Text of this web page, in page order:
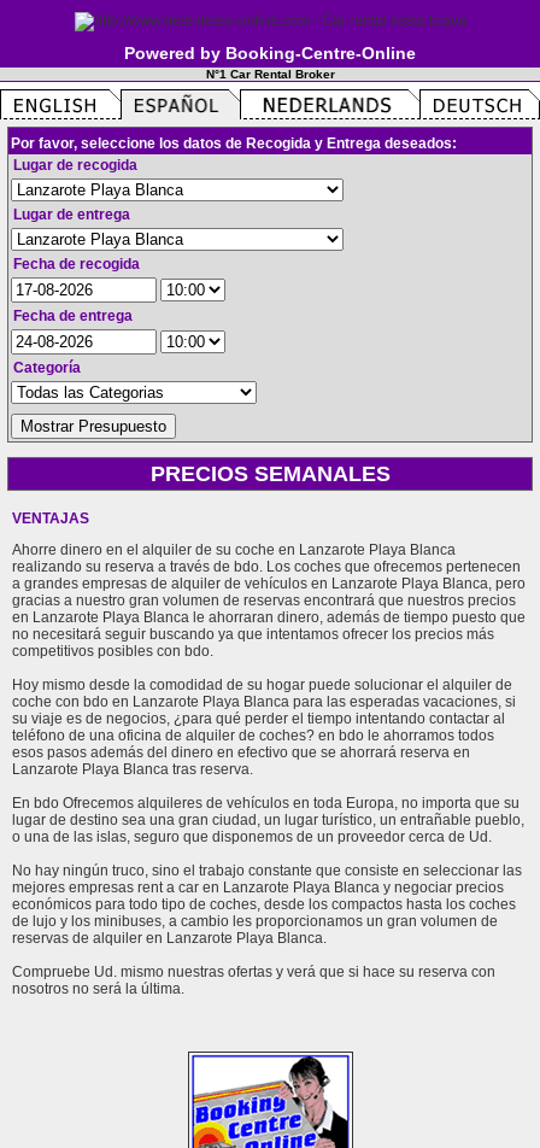
Powered by Booking-Centre-Online
N°1 Car Rental Broker
Por favor, seleccione los datos de Recogida y Entrega deseados:
Lugar de recogida
Lugar de entrega
Fecha de recogida
Fecha de entrega
Categoría
PRECIOS SEMANALES
VENTAJAS
Ahorre dinero en el alquiler de su coche en Lanzarote Playa Blanca
realizando su reserva a través de bdo. Los coches que ofrecemos pertenecen
a grandes empresas de alquiler de vehículos en Lanzarote Playa Blanca, pero
gracias a nuestro gran volumen de reservas encontrará que nuestros precios
en Lanzarote Playa Blanca le ahorraran dinero, además de tiempo puesto que
no necesitará seguir buscando ya que intentamos ofrecer los precios más
competitivos posibles con bdo.
Hoy mismo desde la comodidad de su hogar puede solucionar el alquiler de
coche con bdo en Lanzarote Playa Blanca para las esperadas vacaciones, si
su viaje es de negocios, ¿para qué perder el tiempo intentando contactar al
teléfono de una oficina de alquiler de coches? en bdo le ahorramos todos
esos pasos además del dinero en efectivo que se ahorrará reserva en
Lanzarote Playa Blanca tras reserva.
En bdo Ofrecemos alquileres de vehículos en toda Europa, no importa que su
lugar de destino sea una gran ciudad, un lugar turístico, un entrañable pueblo,
o una de las islas, seguro que disponemos de un proveedor cerca de Ud.
No hay ningún truco, sino el trabajo constante que consiste en seleccionar las
mejores empresas rent a car en Lanzarote Playa Blanca y negociar precios
económicos para todo tipo de coches, desde los compactos hasta los coches
de lujo y los minibuses, a cambio les proporcionamos un gran volumen de
reservas de alquiler en Lanzarote Playa Blanca.
Compruebe Ud. mismo nuestras ofertas y verá que si hace su reserva con
nosotros no será la última.